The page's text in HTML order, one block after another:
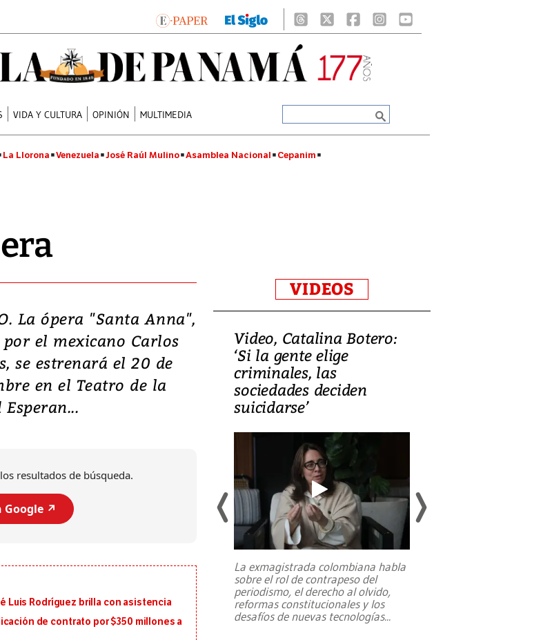
VIDA Y CULTURA OPINIÓN MULTIMEDIA
La Llorona Venezuela José Raúl Mulino Asamblea Nacional Cepanim
La ópera "Santa Anna",
el mexicano Carlos
se estrenará el 20 de
en el Teatro de la
Esperan...
resultados de búsqueda.
Google ↗️
Luis Rodríguez brilla con asistencia
de contrato por $350 millones a
VIDEOS
Video, Japón: Terremoto
deja heridos y graves
daños en Kumamoto
al sur de Japón, provocando una
Video, Catalina Botero:
‘Si la gente elige
criminales, las
sociedades deciden
suicidarse’
La exmagistrada colombiana habla
sobre el rol de contrapeso del
periodismo, el derecho al olvido,
reformas constitucionales y los
desafíos de nuevas tecnologías...